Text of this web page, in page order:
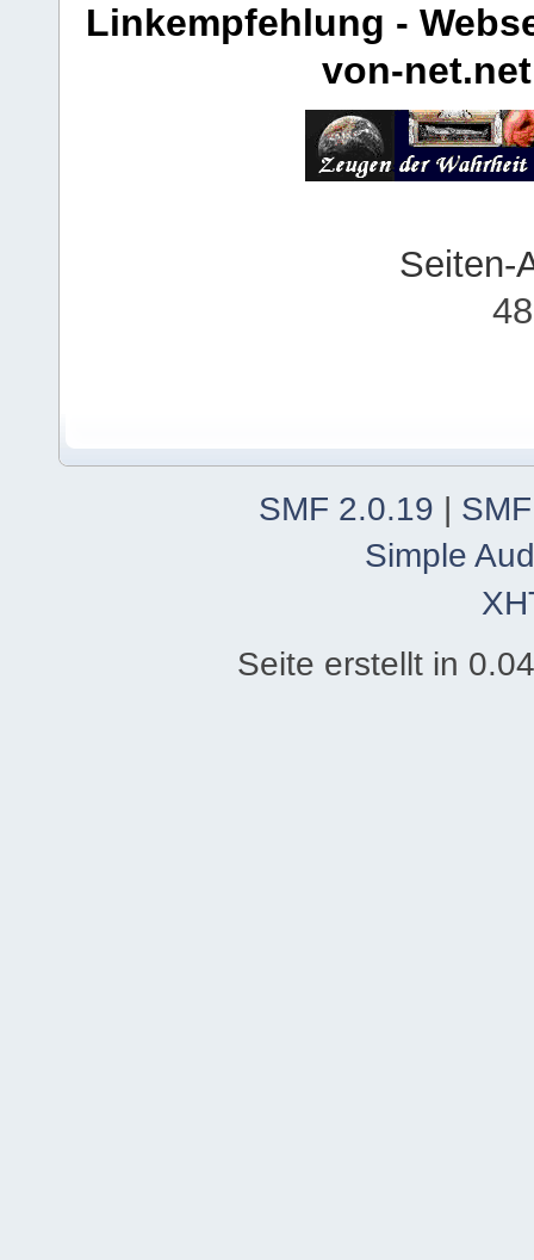
Linkempfehlung -
von-net.net
Seiten-
SMF 2.0.19
Simple
Seite erstellt in